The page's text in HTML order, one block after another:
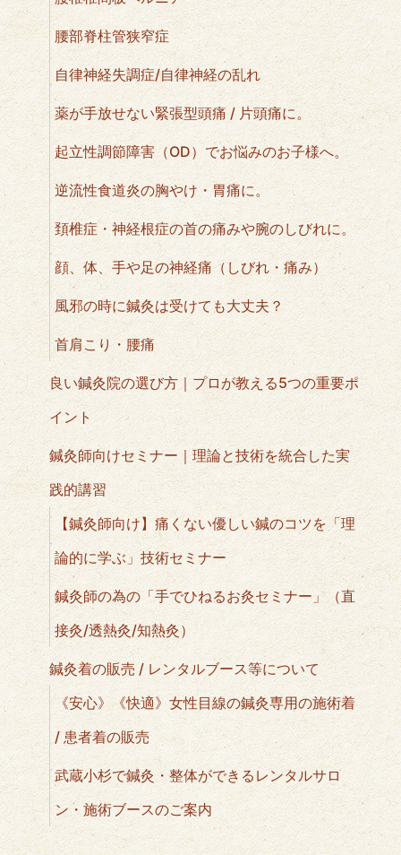
腰部脊柱管狭窄症
自律神経失調症/自律神経の乱れ
薬が手放せない緊張型頭痛 / 片頭痛に。
起立性調節障害（OD）でお悩みのお子様へ。
逆流性食道炎の胸やけ・胃痛に。
頚椎症・神経根症の首の痛みや腕のしびれに。
顔、体、手や足の神経痛（しびれ・痛み）
風邪の時に鍼灸は受けても大丈夫？
首肩こり・腰痛
良い鍼灸院の選び方｜プロが教える5つの重要ポ
イント
鍼灸師向けセミナー｜理論と技術を統合した実
践的講習
【鍼灸師向け】痛くない優しい鍼のコツを「理
論的に学ぶ」技術セミナー
鍼灸師の為の「手でひねるお灸セミナー」（直
接灸/透熱灸/知熱灸）
鍼灸着の販売 / レンタルブース等について
《安心》《快適》女性目線の鍼灸専用の施術着
/ 患者着の販売
武蔵小杉で鍼灸・整体ができるレンタルサロ
ン・施術ブースのご案内